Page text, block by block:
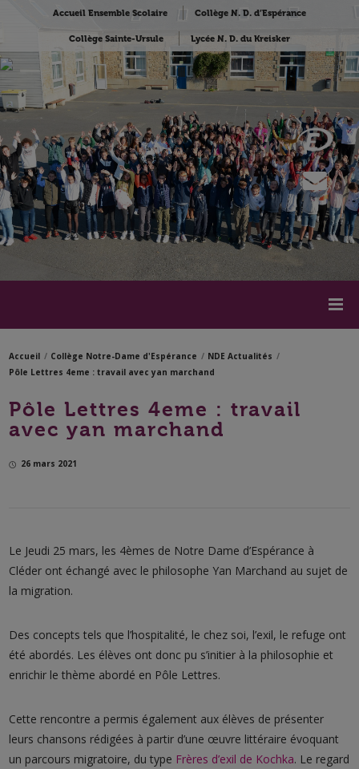
Accueil Ensemble Scolaire Collège N. D. d’Espérance
Collège Sainte-Ursule Lycée N. D. du Kreisker
Accueil Collège Notre-Dame d'Espérance
NDE Actualités
Pôle Lettres 4eme : travail avec yan marchand
Pôle Lettres 4eme : travail
avec yan marchand
26 mars 2021
Le Jeudi 25 mars, les 4èmes de Notre Dame d’Espérance à
Cléder ont échangé avec le philosophe Yan Marchand au sujet de
la migration.
Des concepts tels que l’hospitalité, le chez soi, l’exil, le refuge ont
été abordés. Les élèves ont donc pu s’initier à la philosophie et
enrichir le thème abordé en Pôle Lettres.
Cette rencontre a permis également aux élèves de présenter
leurs chansons rédigées à partir d’une œuvre littéraire évoquant
un parcours migratoire, du type Frères d’exil de Kochka. Le regard